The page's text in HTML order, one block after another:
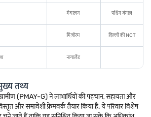
मेघालय पश्चिम बंगाल
मिज़ोरम दिल्ली की NCT
नागालैंड
तथ्य
(PMAY-G) ने लाभार्थियों की पहचान, सहायता और
और समावेशी फ्रेमवर्क तैयार किया है. ये परिवार विशेष